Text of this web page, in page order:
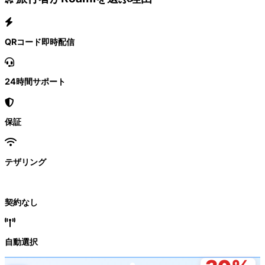
QRコード即時配信
24時間サポート
保証
テザリング
契約なし
自動選択